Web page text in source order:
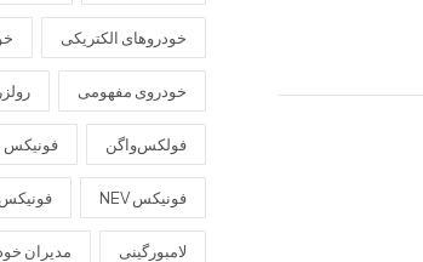
خودروهای الکتریکی
خودروی مفهومی
فولکس‌واگن فونیکس
فونیکس NEV فونیکس
لامبورگینی مدیران